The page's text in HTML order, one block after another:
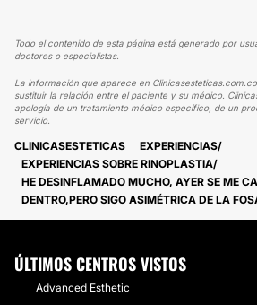
Todo el contenido de esta página está generado por
doctores o especialistas.
La información que aparece en
sustituir la relación entre el paciente y su médico.
apología de un tratamiento médico específico, de un
servicio.
CLINICASESTETICAS
EXPERIENCIAS
EXPERIENCIAS SOBRE RINOPLASTIA
HE DESINFLAMADO MUCHO, AYER SE ME
DENTRO,PERO SIGO ASIMÉTRICA DE LA
ÚLTIMOS CENTROS VISTOS
Advanced Esthetic